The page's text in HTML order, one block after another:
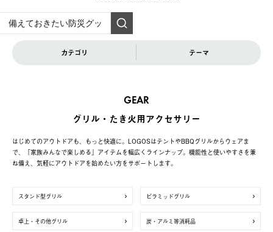
カテゴリ テーマ
GEAR
グリル・たき火用アクセサリー
はじめてのアウトドアも、もっと快適に。LOGOSはテントやBBQグリルからウェアま
で、「家族みんなで楽しめる」アイテムを幅広くラインナップ。機能性と使いやすさを兼
ね備え、気軽にアウトドアを始めたい方をサポートします。
スタンド型グリル ピラミッドグリル
卓上・その他グリル 炭・アルミ等消耗品